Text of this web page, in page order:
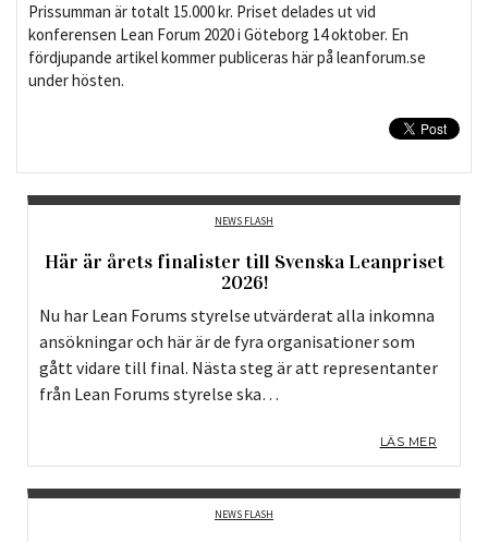
Prissumman är totalt 15.000 kr. Priset delades ut vid
konferensen Lean Forum 2020 i Göteborg 14 oktober. En
fördjupande artikel kommer publiceras här på leanforum.se
under hösten.
NEWS FLASH
Här är årets finalister till Svenska Leanpriset
2026!
Nu har Lean Forums styrelse utvärderat alla inkomna
ansökningar och här är de fyra organisationer som
gått vidare till final. Nästa steg är att representanter
från Lean Forums styrelse ska…
LÄS MER
NEWS FLASH